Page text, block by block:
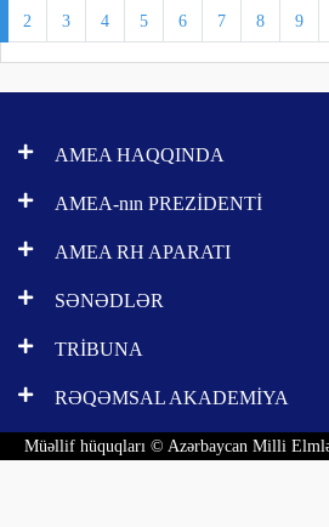
2 3 4 5 6 7 8 9
AMEA HAQQINDA
AMEA-nın PREZİDENTİ
AMEA RH APARATI
SƏNƏDLƏR
TRİBUNA
RƏQƏMSAL AKADEMİYA
Müəllif hüquqları © Azərbaycan Milli